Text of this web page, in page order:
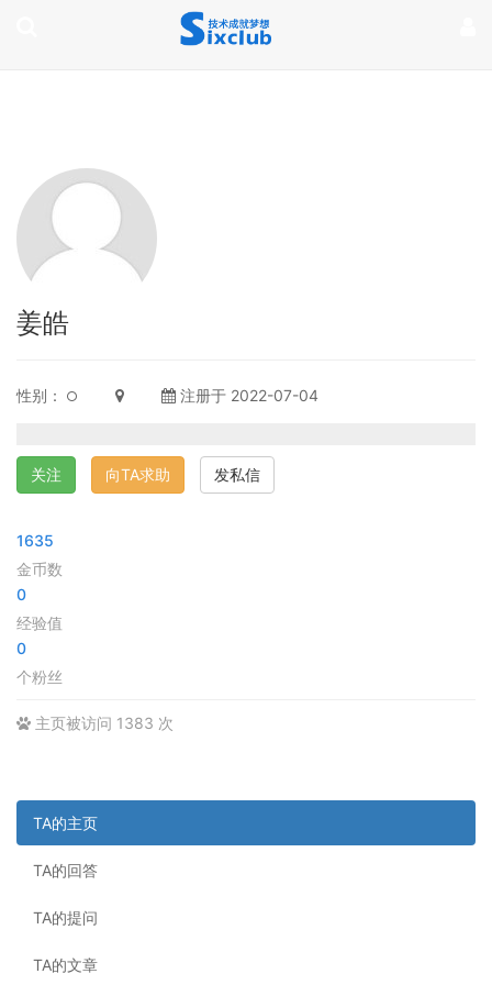
姜皓
性别： 注册于 2022-07-04
关注 向TA求助 发私信
1635
金币数
0
经验值
0
个粉丝
主页被访问 1383 次
TA的主页
TA的回答
TA的提问
TA的文章